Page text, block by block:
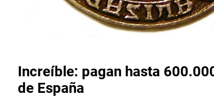
Increíble: pagan hasta
de España